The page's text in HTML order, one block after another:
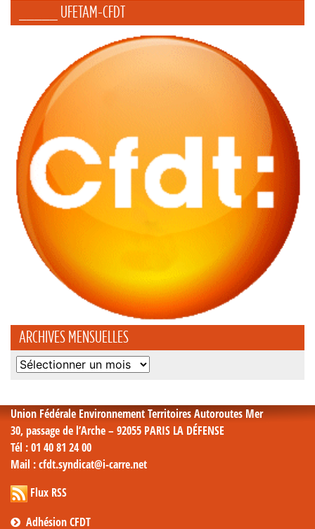
_____ UFETAM-CFDT
ARCHIVES MENSUELLES
Archives
Union Fédérale Environnement Territoires Autoroutes Mer
30, passage de l’Arche – 92055 PARIS LA DÉFENSE
Tél : 01 40 81 24 00
Mail : cfdt.syndicat@i-carre.net
Flux RSS
Adhésion CFDT